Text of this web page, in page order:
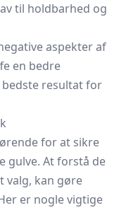
til holdbarhed og
aspekter af
en bedre
resultat for
for at sikre
gulve. At forstå de
valg, kan gøre
er nogle vigtige